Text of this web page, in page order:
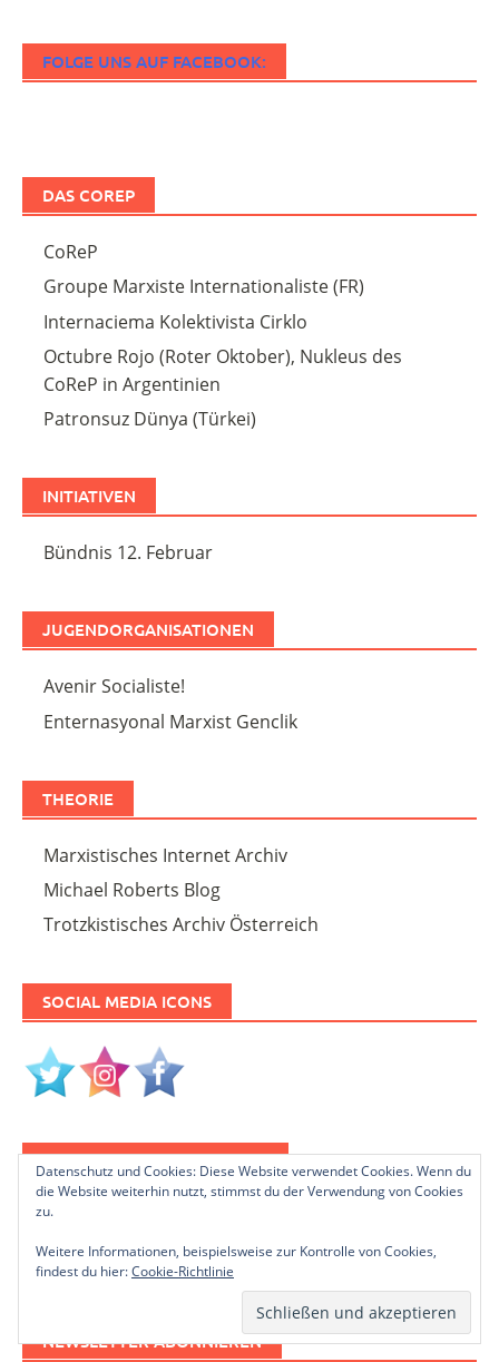
FOLGE UNS AUF FACEBOOK:
DAS COREP
CoReP
Groupe Marxiste Internationaliste (FR)
Internaciema Kolektivista Cirklo
Octubre Rojo (Roter Oktober), Nukleus des
CoReP in Argentinien
Patronsuz Dünya (Türkei)
INITIATIVEN
Bündnis 12. Februar
JUGENDORGANISATIONEN
Avenir Socialiste!
Enternasyonal Marxist Genclik
THEORIE
Marxistisches Internet Archiv
Michael Roberts Blog
Trotzkistisches Archiv Österreich
SOCIAL MEDIA ICONS
PLEASE FOLLOW & LIKE US :)
NEWSLETTER ABONNIEREN
Datenschutz und Cookies: Diese Website verwendet Cookies. Wenn du
die Website weiterhin nutzt, stimmst du der Verwendung von Cookies
zu.
Weitere Informationen, beispielsweise zur Kontrolle von Cookies,
findest du hier:Cookie-Richtlinie